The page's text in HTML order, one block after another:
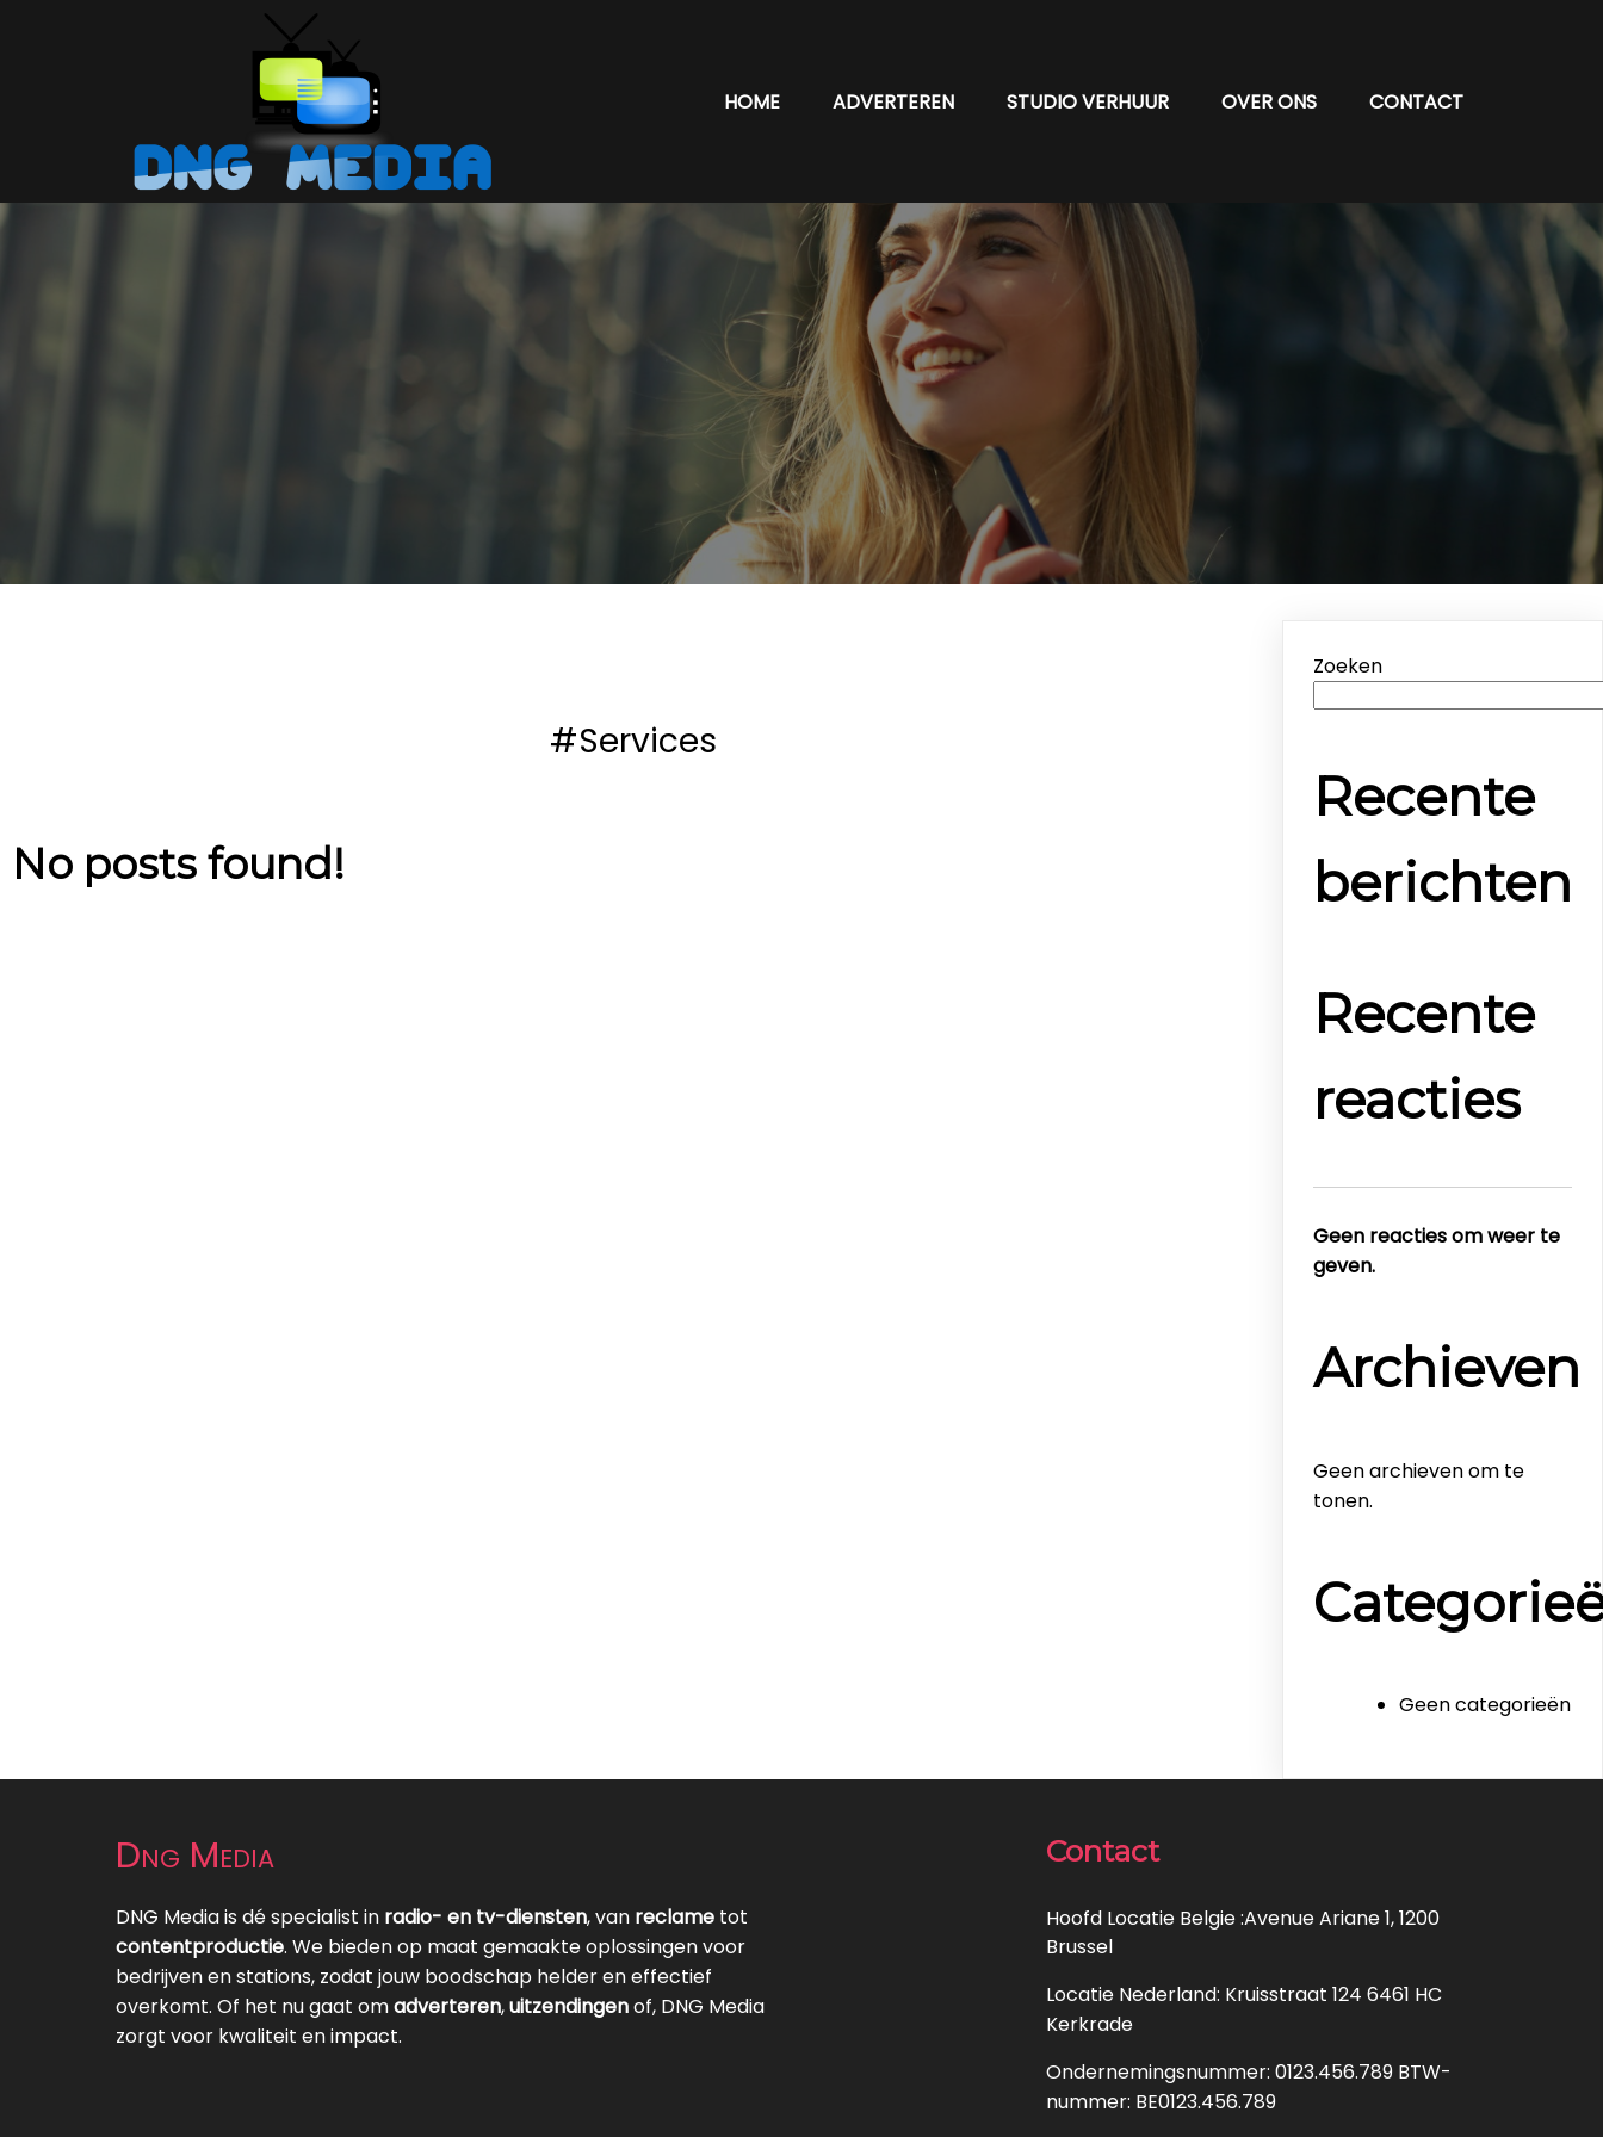
HOME ADVERTEREN STUDIO VERHUUR OVER ONS CONTACT
#Services
No posts found!
Zoeken
Recente
berichten
Recente
reacties
Geen reacties om weer te
geven.
Archieven
Geen archieven om te
tonen.
Geen categorieën
Dng Media
DNG Media is dé specialist in radio- en tv-diensten, van reclame tot
contentproductie. We bieden op maat gemaakte oplossingen voor
bedrijven en stations, zodat jouw boodschap helder en effectief
overkomt. Of het nu gaat omadverteren,uitzendingenof, DNG Media
zorgt voor kwaliteit en impact.
Contact
Hoofd Locatie Belgie :Avenue Ariane 1, 1200
Brussel
Locatie Nederland: Kruisstraat 124 6461 HC
Kerkrade
Ondernemingsnummer: 0123.456.789 BTW-
nummer: BE0123.456.789